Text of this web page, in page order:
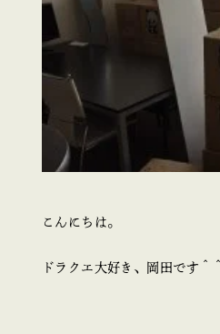
こんにちは。
ドラクエ大好き、岡田です＾＾